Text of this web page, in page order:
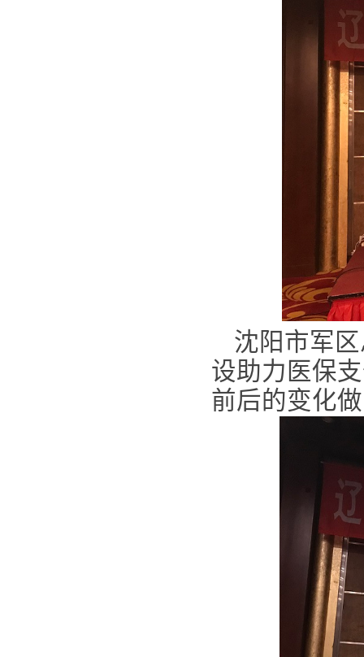
沈阳市军
设助力医保
前后的变化